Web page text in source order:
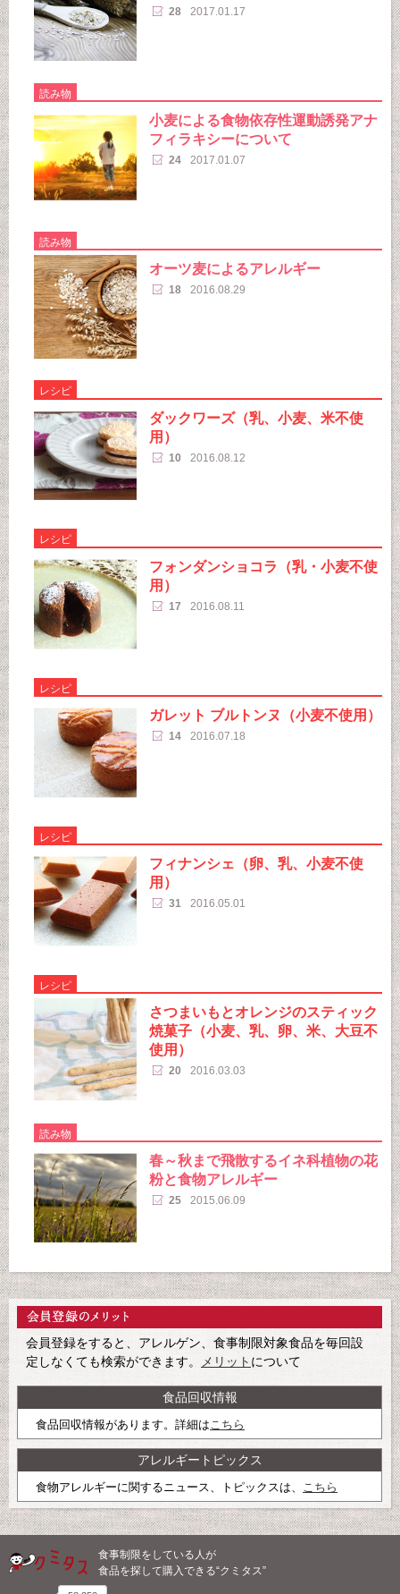
28 2017.01.17
読み物
小麦による食物依存性運動誘発アナ
フィラキシーについて
24 2017.01.07
読み物
オーツ麦によるアレルギー
18 2016.08.29
レシピ
ダックワーズ（乳、小麦、米不使
用）
10 2016.08.12
レシピ
フォンダンショコラ（乳・小麦不使
用）
17 2016.08.11
レシピ
ガレット ブルトンヌ（小麦不使用）
14 2016.07.18
レシピ
フィナンシェ（卵、乳、小麦不使
用）
31 2016.05.01
レシピ
さつまいもとオレンジのスティック
焼菓子（小麦、乳、卵、米、大豆不
使用）
20 2016.03.03
読み物
春～秋まで飛散するイネ科植物の花
粉と食物アレルギー
25 2015.06.09
会員登録をすると、アレルゲン、食事制限対象食品を毎回設
定しなくても検索ができます。
メリット について
食品回収情報
食品回収情報があります。詳細は こちら
アレルギートピックス
食物アレルギーに関するニュース、トピックスは、 こちら
食事制限をしている人が
食品を探して購入できる“クミタス”